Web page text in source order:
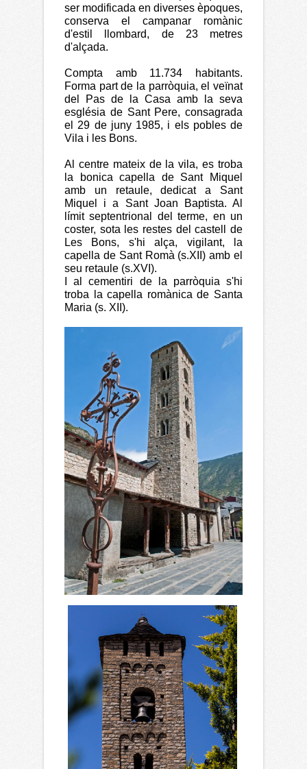
ser modificada en diverses èpoques,
conserva el campanar romànic
d'estil llombard, de 23 metres
d'alçada.
Compta amb 11.734 habitants.
Forma part de la parròquia, el veïnat
del Pas de la Casa amb la seva
església de Sant Pere, consagrada
el 29 de juny 1985, i els pobles de
Vila i les Bons.
Al centre mateix de la vila, es troba
la bonica capella de Sant Miquel
amb un retaule, dedicat a Sant
Miquel i a Sant Joan Baptista. Al
límit septentrional del terme, en un
coster, sota les restes del castell de
Les Bons, s'hi alça, vigilant, la
capella de Sant Romà (s.XII) amb el
seu retaule (s.XVI).
I al cementiri de la parròquia s'hi
troba la capella romànica de Santa
Maria (s. XII).